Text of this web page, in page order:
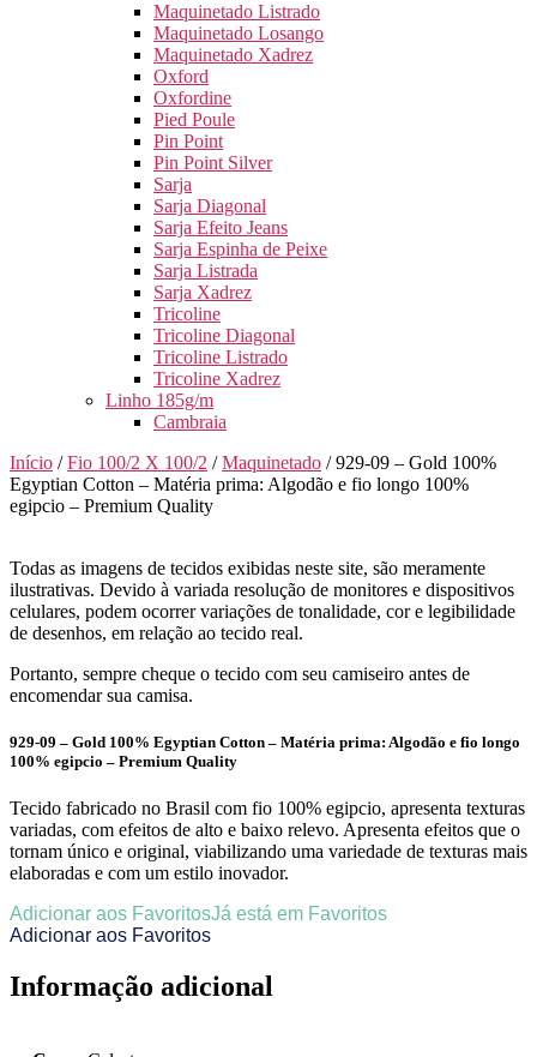
Maquinetado Listrado
Maquinetado Losango
Maquinetado Xadrez
Oxford
Oxfordine
Pied Poule
Pin Point
Pin Point Silver
Sarja
Sarja Diagonal
Sarja Efeito Jeans
Sarja Espinha de Peixe
Sarja Listrada
Sarja Xadrez
Tricoline
Tricoline Diagonal
Tricoline Listrado
Tricoline Xadrez
Linho 185g/m
Cambraia
Início /Fio 100/2 X 100/2 /Maquinetado / 929-09 – Gold 100%
Egyptian Cotton – Matéria prima: Algodão e fio longo 100%
egipcio – Premium Quality
Todas as imagens de tecidos exibidas neste site, são meramente
ilustrativas. Devido à variada resolução de monitores e dispositivos
celulares, podem ocorrer variações de tonalidade, cor e legibilidade
de desenhos, em relação ao tecido real.
Portanto, sempre cheque o tecido com seu camiseiro antes de
encomendar sua camisa.
929-09 – Gold 100% Egyptian Cotton – Matéria prima: Algodão e fio longo
100% egipcio – Premium Quality
Tecido fabricado no Brasil com fio 100% egipcio, apresenta texturas
variadas, com efeitos de alto e baixo relevo. Apresenta efeitos que o
tornam único e original, viabilizando uma variedade de texturas mais
elaboradas e com um estilo inovador.
Adicionar aos FavoritosJá está em Favoritos
Adicionar aos Favoritos
Informação adicional